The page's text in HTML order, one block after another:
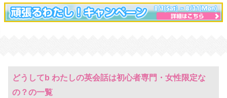
どうしてb わたしの英会話は初心者専門・女性限定な
の？の一覧